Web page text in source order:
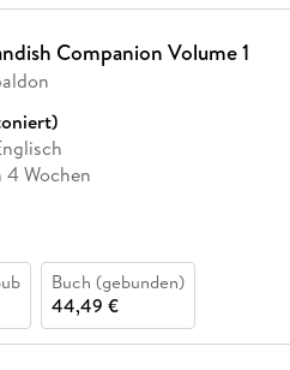
Companion Volume 1
4 Wochen
Buch (gebunden)
44,49 €